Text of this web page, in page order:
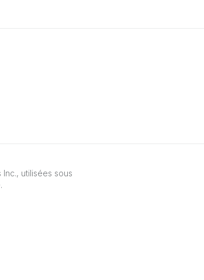
utilisées sous